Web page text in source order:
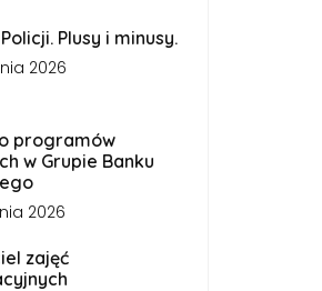
Plusy i minusy.
2026
programów
w Grupie Banku
2026
zajęć